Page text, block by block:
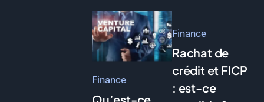
Finance
Finance
Rachat de
crédit et FICP
: est-ce